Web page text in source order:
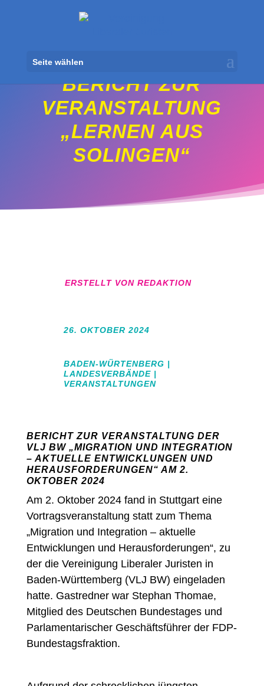
Seite wählen
BERICHT ZUR
VERANSTALTUNG
„LERNEN AUS
SOLINGEN“
ERSTELLT VON REDAKTION
26. OKTOBER 2024
BADEN-WÜRTENBERG |
LANDESVERBÄNDE|
VERANSTALTUNGEN
BERICHT ZUR VERANSTALTUNG DER
VLJ BW „MIGRATION UND INTEGRATION
– AKTUELLE ENTWICKLUNGEN UND
HERAUSFORDERUNGEN“ AM 2.
OKTOBER 2024
Am 2. Oktober 2024 fand in Stuttgart eine
Vortragsveranstaltung statt zum Thema
„Migration und Integration – aktuelle
Entwicklungen und Herausforderungen“, zu
der die Vereinigung Liberaler Juristen in
Baden-Württemberg (VLJ BW) eingeladen
hatte. Gastredner war Stephan Thomae,
Mitglied des Deutschen Bundestages und
Parlamentarischer Geschäftsführer der FDP-
Bundestagsfraktion.